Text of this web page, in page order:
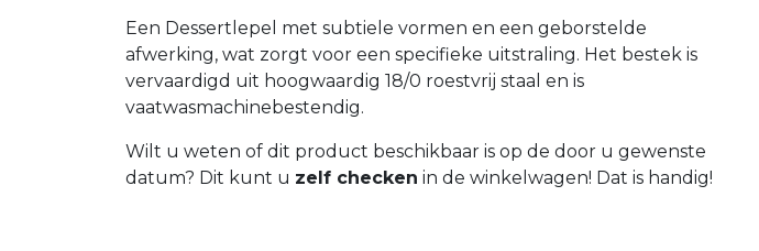
Een Dessertlepel met subtiele vormen en een geborstelde
afwerking, wat zorgt voor een specifieke uitstraling. Het bestek is
vervaardigd uit hoogwaardig 18/0 roestvrij staal en is
vaatwasmachinebestendig.
Wilt u weten of dit product beschikbaar is op de door u gewenste
datum? Dit kunt u zelf checken in de winkelwagen! Dat is handig!